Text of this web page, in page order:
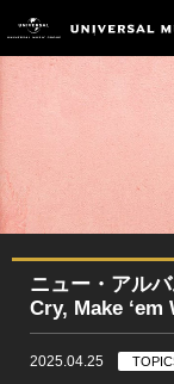
ニュー・アル
Cry, Make ‘em
2025.04.25